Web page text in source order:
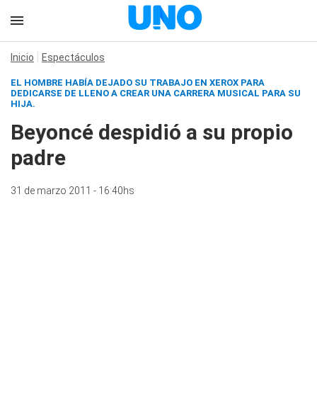
Inicio Espectáculos
EL HOMBRE HABÍA DEJADO SU TRABAJO EN XEROX PARA
DEDICARSE DE LLENO A CREAR UNA CARRERA MUSICAL PARA SU
HIJA.
Beyoncé despidió a su propio
padre
31 de marzo 2011 - 16:40hs